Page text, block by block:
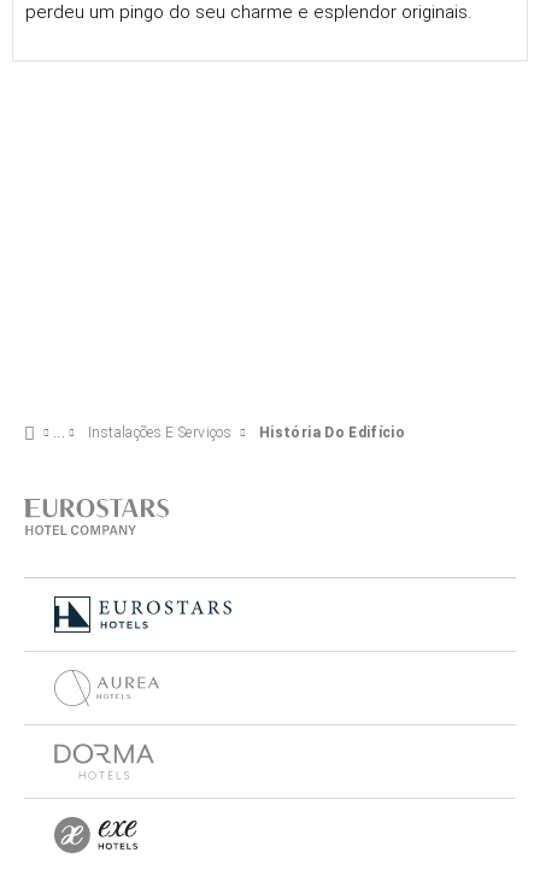
perdeu um pingo do seu charme e esplendor originais.
Instalações E Serviços História Do Edifício